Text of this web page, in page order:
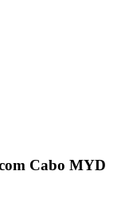
Cabo MYD